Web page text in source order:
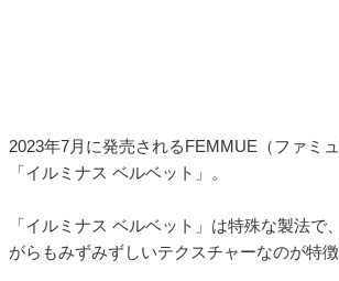
2023年7月に発売されるFEMMUE（ファミ
「イルミナス ベルベット」。
「イルミナス ベルベット」は特殊な製法で
がらもみずみずしいテクスチャーなのが特徴